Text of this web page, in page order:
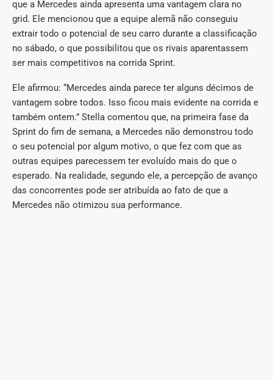
que a Mercedes ainda apresenta uma vantagem clara no
grid. Ele mencionou que a equipe alemã não conseguiu
extrair todo o potencial de seu carro durante a classificação
no sábado, o que possibilitou que os rivais aparentassem
ser mais competitivos na corrida Sprint.
Ele afirmou: “Mercedes ainda parece ter alguns décimos de
vantagem sobre todos. Isso ficou mais evidente na corrida e
também ontem.” Stella comentou que, na primeira fase da
Sprint do fim de semana, a Mercedes não demonstrou todo
o seu potencial por algum motivo, o que fez com que as
outras equipes parecessem ter evoluído mais do que o
esperado. Na realidade, segundo ele, a percepção de avanço
das concorrentes pode ser atribuída ao fato de que a
Mercedes não otimizou sua performance.